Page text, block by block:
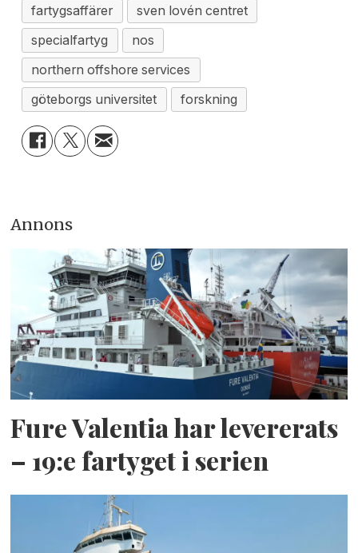
fartygsaffärer
sven lovén centret
specialfartyg
nos
northern offshore services
göteborgs universitet
forskning
Annons
Fure Valentia har levererats
– 19:e fartyget i serien